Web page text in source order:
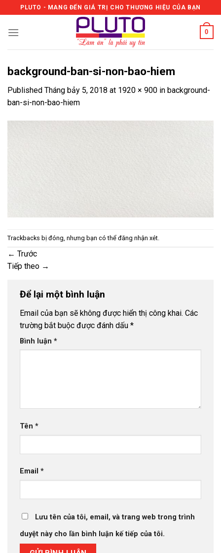
to
content
PLUTO - MANG ĐẾN GIÁ TRỊ CHO THƯƠNG HIỆU CỦA BẠN
0
background-ban-si-non-bao-hiem
Published Tháng bảy 5, 2018 at 1920 × 900 in background-
ban-si-non-bao-hiem
Trackbacks bị đóng, nhưng bạn có thể đăng nhận xét
← Trước
Tiếp theo →
Để lại một bình luận
Email của bạn sẽ không được hiển thị công khai. Các
trường bắt buộc được đánh dấu *
Bình luận *
Tên *
Email *
Lưu tên của tôi, email, và trang web trong trình
duyệt này cho lần bình luận kế tiếp của tôi.